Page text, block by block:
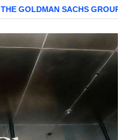
THE GOLDMAN SACHS GROUP,